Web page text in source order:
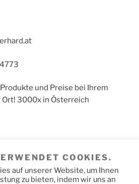
und Preise bei Ihrem
3000x in Österreich
Produkte erfolgt direkt von
Paketwarenversand erfolgt
COOKIES.
auf unserer Website, um Ihnen
zu bieten, indem wir uns an